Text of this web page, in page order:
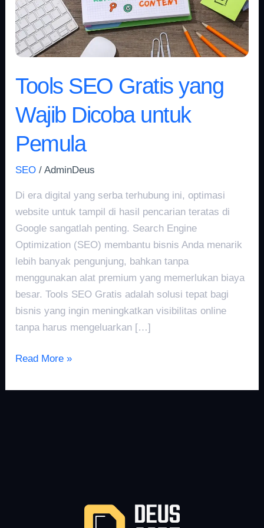
Tools SEO Gratis yang
Wajib Dicoba untuk
Pemula
SEO /AdminDeus
Di era digital yang serba terhubung ini, optimasi
website untuk tampil di hasil pencarian teratas di
Google sangatlah penting. Search Engine
Optimization (SEO) membantu bisnis Anda menarik
lebih banyak pengunjung, bahkan tanpa
menggunakan alat premium yang memerlukan biaya
besar. Tools SEO Gratis adalah solusi tepat bagi
bisnis yang ingin meningkatkan visibilitas online
tanpa harus mengeluarkan […]
untuk
Pemula
Read More »